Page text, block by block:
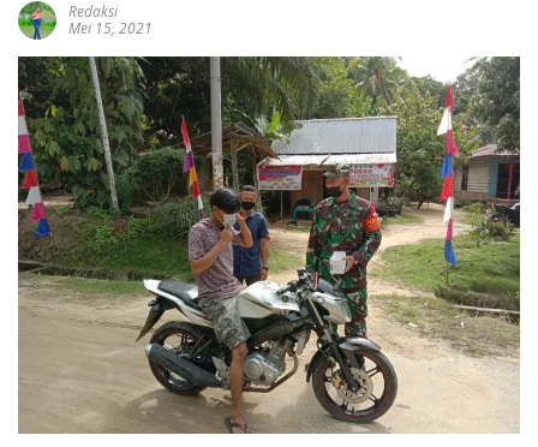
Redaksi
Mei 15, 2021